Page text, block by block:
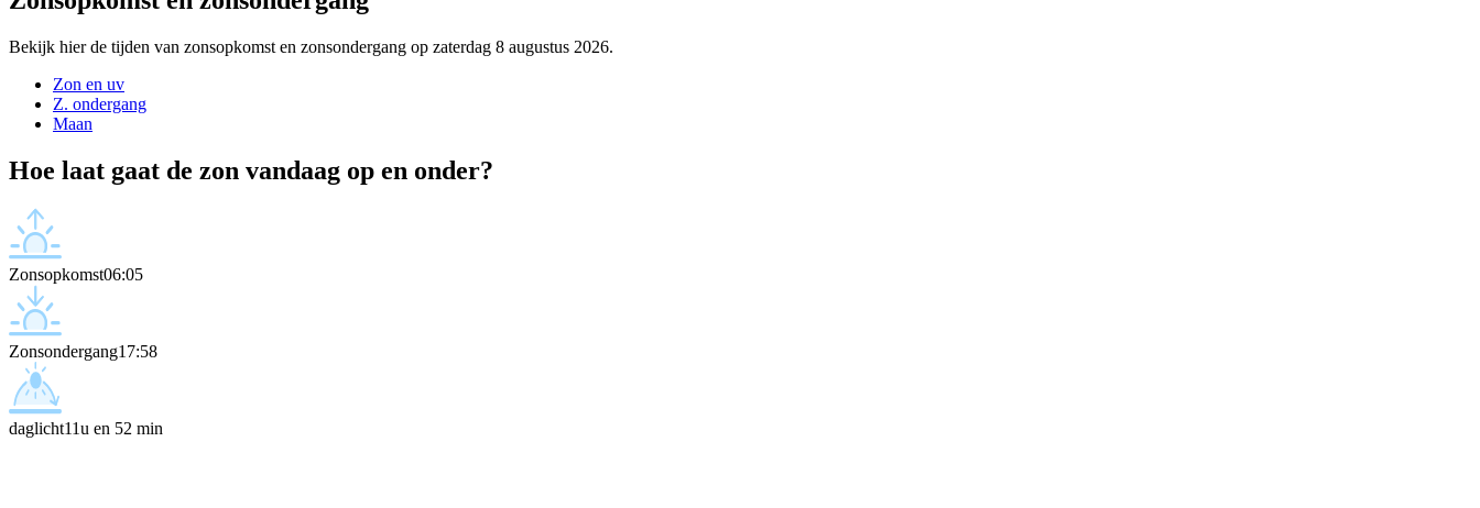
Bekijk hier de tijden van zonsopkomst en zonsondergang op zaterdag 8 augustus 2026.
Zon en uv
Z. ondergang
Maan
Hoe laat gaat de zon vandaag op en onder?
Zonsopkomst06:05
Zonsondergang17:58
daglicht11u en 52 min